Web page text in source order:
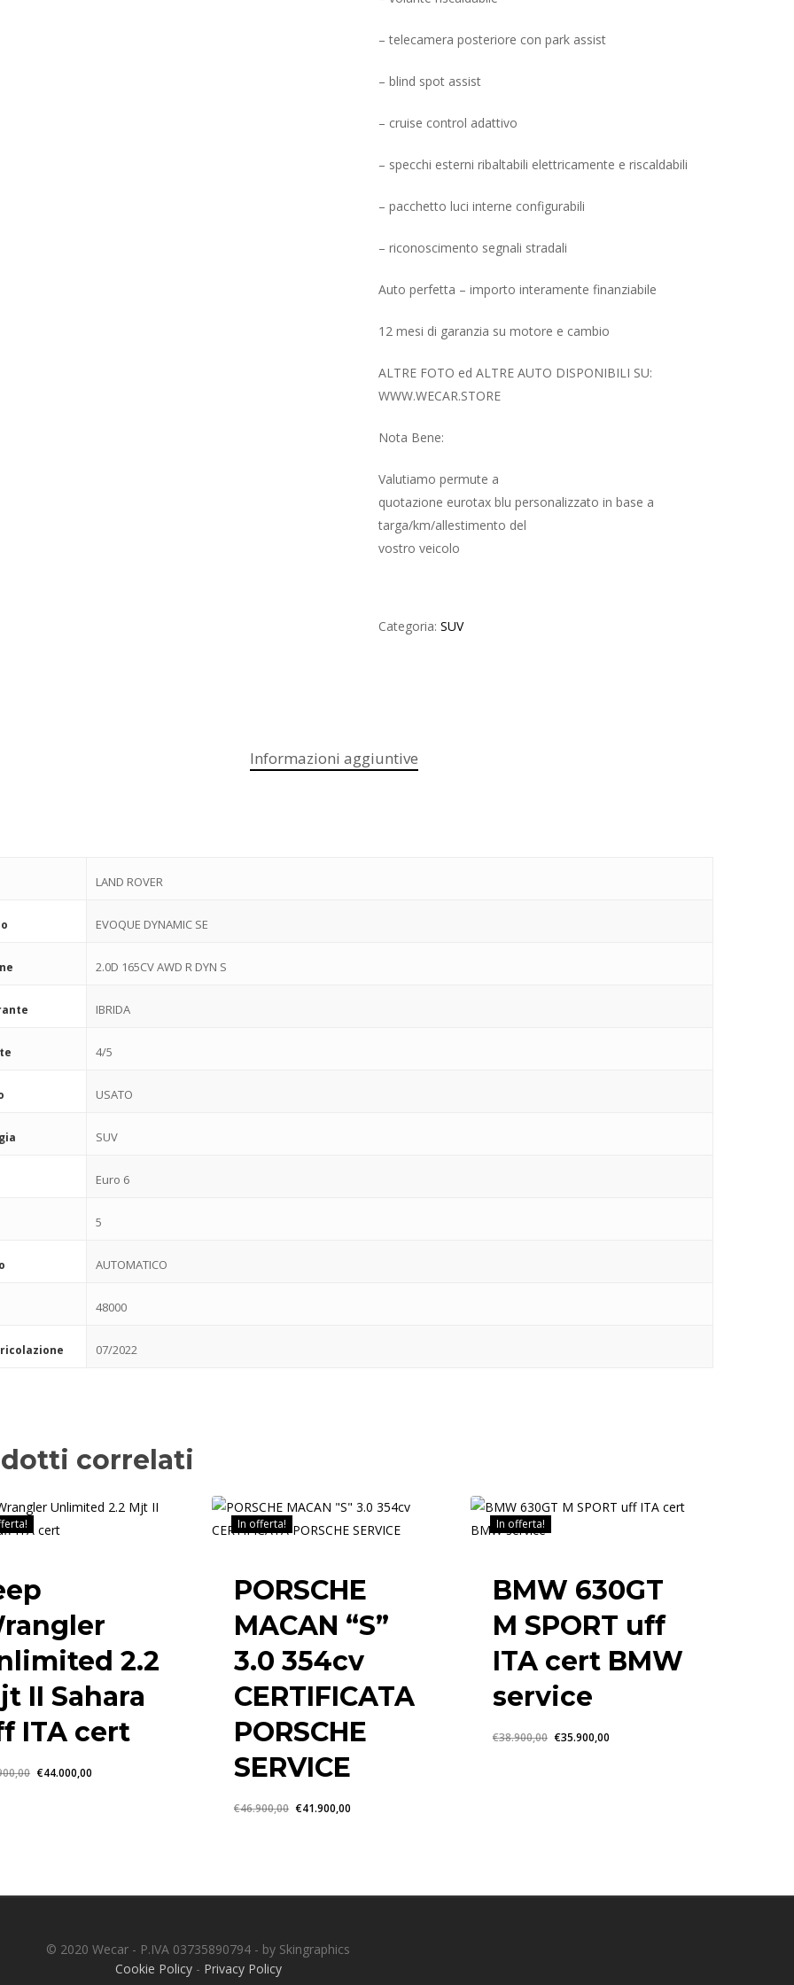
– telecamera posteriore con park assist
– blind spot assist
– cruise control adattivo
– specchi esterni ribaltabili elettricamente e riscaldabili
– pacchetto luci interne configurabili
– riconoscimento segnali stradali
Auto perfetta – importo interamente finanziabile
12 mesi di garanzia su motore e cambio
ALTRE FOTO ed ALTRE AUTO DISPONIBILI SU:
WWW.WECAR.STORE
Nota Bene:
Valutiamo permute a
quotazione eurotax blu personalizzato in base a
targa/km/allestimento del
vostro veicolo
Categoria: SUV
Informazioni aggiuntive
LAND ROVER
EVOQUE DYNAMIC SE
2.0D 165CV AWD R DYN S
IBRIDA
4/5
USATO
SUV
Euro 6
5
AUTOMATICO
48000
07/2022
correlati
2.2
II Sahara
ITA cert
Il€44.000,00
In offerta!
PORSCHE
MACAN “S”
3.0 354cv
CERTIFICATA
PORSCHE
SERVICE
€46.900,00 Il€41.900,00
In offerta!
BMW 630GT
M SPORT uff
ITA cert BMW
service
€38.900,00 Il€35.900,00
© 2020 Wecar - P.IVA 03735890794 - by Skingraphics
Cookie Policy- Privacy Policy